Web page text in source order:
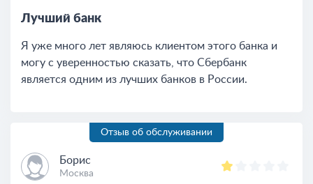
Лучший банк
Я уже много лет являюсь клиентом этого банка и
могу с уверенностью сказать, что Сбербанк
является одним из лучших банков в России.
Отзыв об обслуживании
Борис
Москва